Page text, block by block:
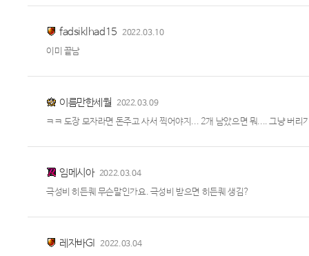
fadsiklhad15 2022.03.10
이미 끝남
이름만한세월 2022.03.09
ㅋㅋ 도장 모자라면 돈주고 사서 찍어야지... 2개 남았으면 뭐.... 그냥 버리
임메시아 2022.03.04
극성비 히든퀘 무슨말인가요. 극성비 받으면 히든퀘 생김?
레자바GI 2022.03.04